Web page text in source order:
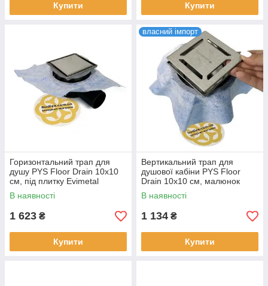
Купити Купити
Горизонтальний трап для
душу PYS Floor Drain 10х10
см, під плитку Evimetal
В наявності
1 623 ₴
Купити
власний імпорт
Вертикальний трап для
душової кабіни PYS Floor
Drain 10х10 см, малюнок
решітки лінія Evimetal
В наявності
1 134 ₴
Купити